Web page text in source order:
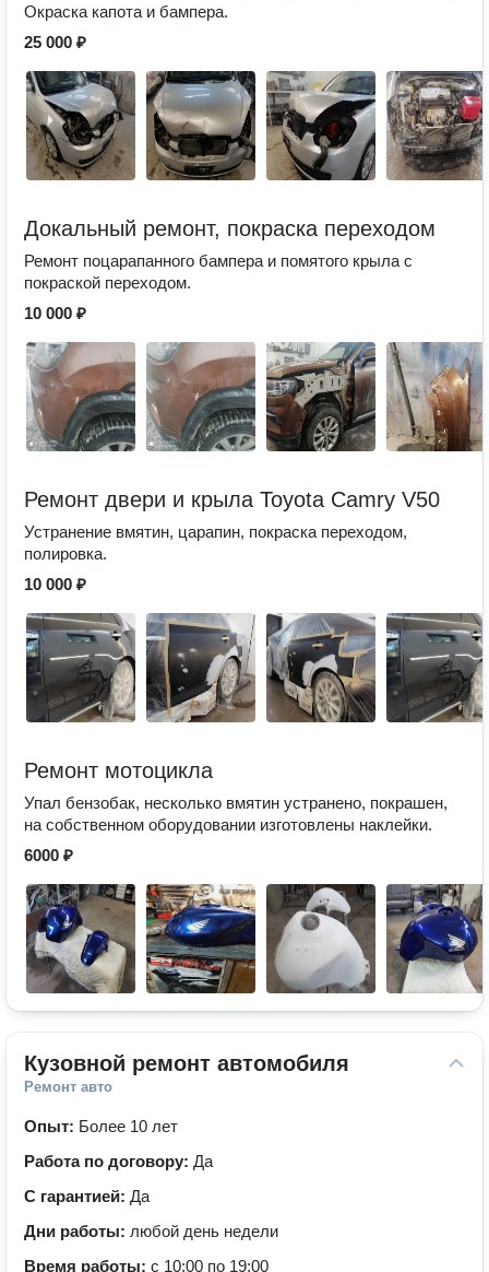
Окраска капота и бампера.
25 000 ₽
Докальный ремонт, покраска переходом
Ремонт поцарапанного бампера и помятого крыла с
покраской переходом.
10 000 ₽
Ремонт двери и крыла Toyota Camry V50
Устранение вмятин, царапин, покраска переходом,
полировка.
10 000 ₽
Ремонт мотоцикла
Упал бензобак, несколько вмятин устранено, покрашен,
на собственном оборудовании изготовлены наклейки.
6000 ₽
Кузовной ремонт автомобиля
Ремонт авто
Опыт: Более 10 лет
Работа по договору: Да
С гарантией: Да
Дни работы: любой день недели
Время работы: с 10:00 по 19:00